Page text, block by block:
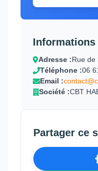
Informations
Adresse :Rue de
Téléphone :06
Email :
Société :CBT
Partager ce